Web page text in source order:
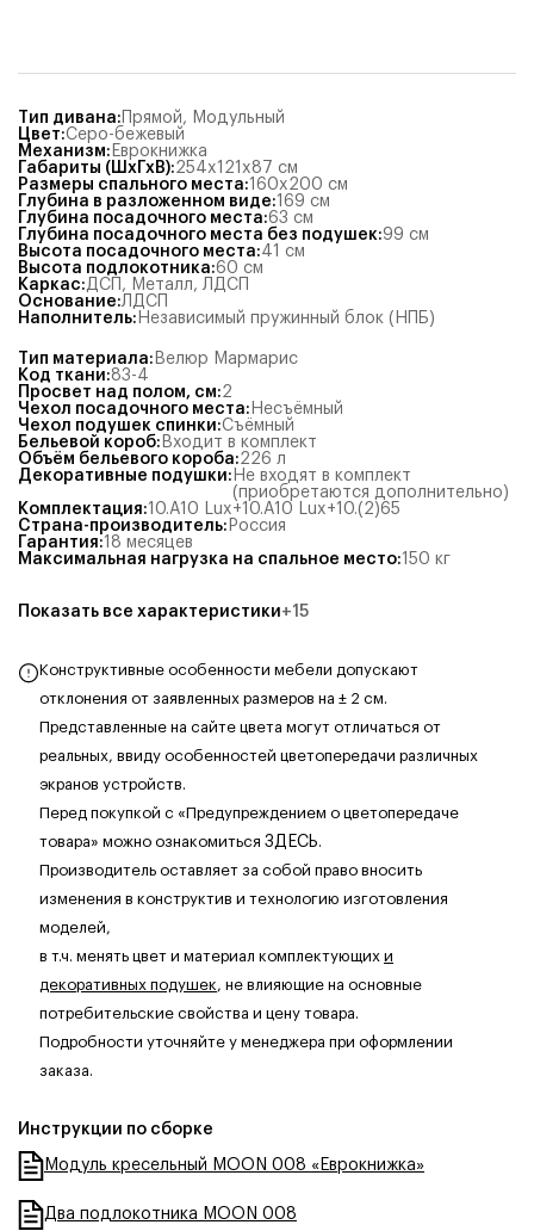
Тип дивана: Прямой, Модульный
Цвет:Серо-бежевый
Механизм: Еврокнижка
Габариты (ШхГхВ):254x121x87 см
Размеры спального места:160x200 см
Глубина в разложенном виде:169 см
Глубина посадочного места:63 см
Глубина посадочного места без подушек:99 см
Высота посадочного места:41
см
Высота подлокотника:60 см
Каркас:ДСП, Металл, ЛДСП
Основание:ЛДСП
Наполнитель: Независимый пружинный блок (НПБ)
Тип материала: Велюр Мармарис
Код ткани:83-4
Просвет над полом, см:2
Чехол посадочного места: Несъёмный
Чехол подушек спинки:Съёмный
Бельевой короб: Входит в комплект
Объём бельевого короба:226 л
Декоративные подушки: Не входят в комплект
(приобретаются дополнительно)
Комплектация:10.А10 Lux+10.А10 Lux+10.(2)65
Страна-производитель: Россия
Гарантия:18 месяцев
Максимальная нагрузка на спальное место:150 кг
Показать все характеристики+15
Конструктивные особенности мебели допускают
отклонения от заявленных размеров на ± 2 см.
Представленные на сайте цвета могут отличаться от
реальных, ввиду особенностей цветопередачи различных
экранов устройств.
Перед покупкой с «Предупреждением о цветопередаче
товара» можно ознакомиться ЗДЕСЬ.
Производитель оставляет за собой право вносить
изменения в конструктив и технологию изготовления
моделей,
в т.ч. менять цвет и материал комплектующих и
декоративных подушек, не влияющие на основные
потребительские свойства и цену товара.
Подробности уточняйте у менеджера при оформлении
заказа.
Инструкции по сборке
Модуль кресельный MOON 008 «Еврокнижка»
Два подлокотника MOON 008